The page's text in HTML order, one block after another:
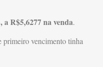
a R$5,6277 na venda.
primeiro vencimento tinha